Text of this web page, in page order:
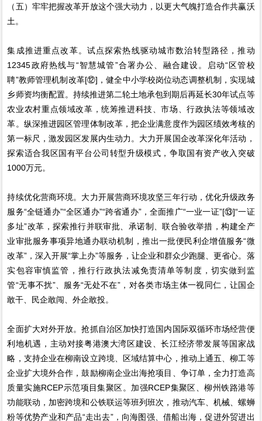
（五）牢牢把握改革开放这个强大动力，以更大气魄打造合作共赢沃
土。
集成推进重点改革。试点探索热线驱动城市数治转型路径，推动
12345政府热线与“智慧城管”合署办公、融合建设。启动“区管校
聘”教师管理机制改革[⑫]，健全中小学校岗位动态调整机制，实现城
乡师资均衡配置。持续推进第二轮土地承包到期后再延长30年试点等
农业农村重点领域改革，统筹推进科技、市场、行政执法等领域改
革。纵深推进园区管理体制改革，把企业满意度作为园区绩效考核的
第一标尺，激发园区发展内生动力。大力开展国企改革深化年活动，
探索适合我区国有平台公司转型升级模式，争取国有资产收入突破
1000万元。
持续优化营商环境。大力开展营商环境攻坚三年行动，优化升级政务
服务“全链通办”“全区通办”“跨省通办”，全面推广“一业一证”[⑬]“一证
多址”改革，探索推行并联审批、承诺制、联合验收举措，构建全产
业审批服务事项异地通办联动机制，推出一批便民利企增值服务“微
改革”，深入开展“掌上办”等服务，让企业和群众少跑腿、更省心。落
实包容审慎监管，推行行政执法减免责清单等制度，切实做到监
管“无事不扰”、服务“无处不在”，对各类市场主体一视同仁，让国企
敢干、民企敢闯、外企敢投。
全面扩大对外开放。抢抓自治区加快打造国内国际双循环市场经营便
利地机遇，主动对接粤港澳大湾区建设、长江经济带发展等国家战
略，支持企业在柳南设立跨境、区域结算中心，推动上通五、柳工等
企业扩大境外合作，鼓励柳南企业出海抢项目、争订单，全力打造高
质量实施RCEP示范项目集聚区。加强RCEP集聚区、柳州铁路港等
功能联动，加密跨境和公铁联运等班列班次，推动汽车、机械、螺蛳
粉等优势产业和产品“走出去”，向海图强、借船出海，促进外贸进出